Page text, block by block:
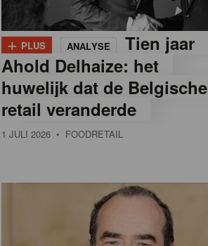
+ PLUS ANALYSE
Tien jaar
Ahold Delhaize: het
huwelijk dat de Belgische
retail veranderde
1 JULI 2026 • FOODRETAIL